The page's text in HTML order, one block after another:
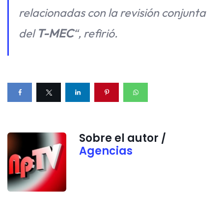
relacionadas con la revisión conjunta
del T-MEC“, refirió.
Sobre el autor /
Agencias